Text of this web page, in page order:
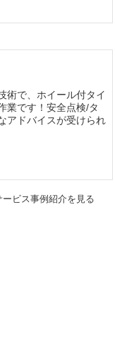
術で、ホイール付タイ
業です！安全点検/タ
アドバイスが受けられ
ービス事例紹介を見る